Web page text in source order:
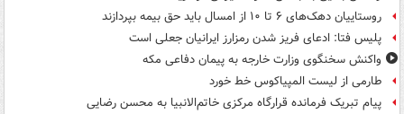
روستاییان دهک‌های ۶ تا ۱۰ از امسال باید حق بیمه بپردازند
پلیس فتا: ادعای فریز شدن رمزارز ایرانیان جعلی است
واکنش سخنگوی وزارت خارجه به پیمان دفاعی مکه
طارمی از لیست المپیاکوس خط خورد
پیام تبریک فرمانده قرارگاه مرکزی خاتم‌الانبیا به محسن رضایی